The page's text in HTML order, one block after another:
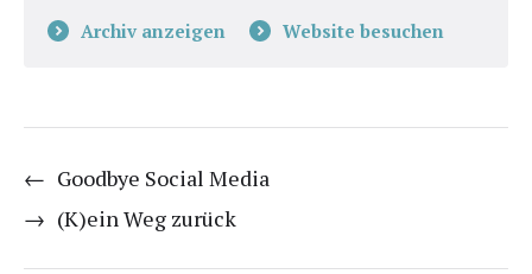
Archiv anzeigen Website besuchen
← Goodbye Social Media
→ (K)ein Weg zurück